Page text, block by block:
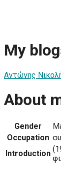
My
Αντώνης
About
Gender
Occupation
Introduction